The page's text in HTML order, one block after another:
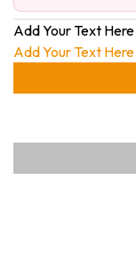
Add Your Text Here
Add Your Text Here